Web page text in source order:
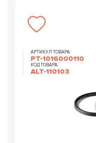
АРТИКУЛ ТОВАРА:
РТ-1016000110
КОД ТОВАРА:
ALT-110103